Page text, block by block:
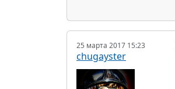
25 марта 2017 15:23
chugayster